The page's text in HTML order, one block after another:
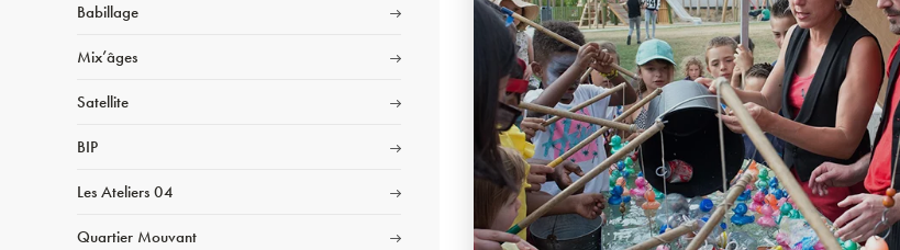
Babillage
Mix’âges
Satellite
BIP
Les Ateliers 04
Quartier Mouvant